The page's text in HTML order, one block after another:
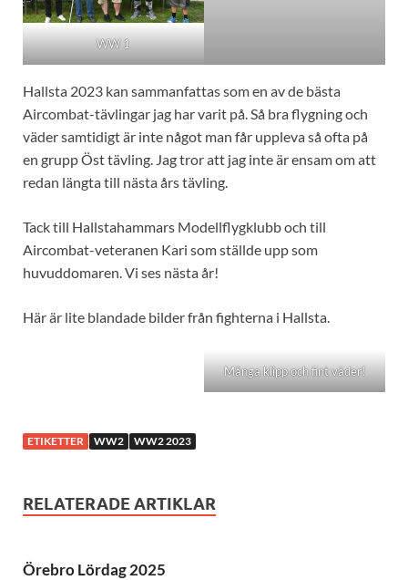
WW 1
Hallsta 2023 kan sammanfattas som en av de bästa
Aircombat-tävlingar jag har varit på. Så bra flygning och
väder samtidigt är inte något man får uppleva så ofta på
en grupp Öst tävling. Jag tror att jag inte är ensam om att
redan längta till nästa års tävling.
Tack till Hallstahammars Modellflygklubb och till
Aircombat-veteranen Kari som ställde upp som
huvuddomaren. Vi ses nästa år!
Här är lite blandade bilder från fighterna i Hallsta.
Många klipp och fint väder!
ETIKETTER WW2 WW2 2023
RELATERADE ARTIKLAR
Örebro Lördag 2025